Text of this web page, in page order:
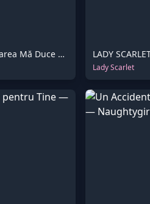
Forțată să Rezist: Disperarea Mă Duce Dincolo de Limite
Lady Scarlet